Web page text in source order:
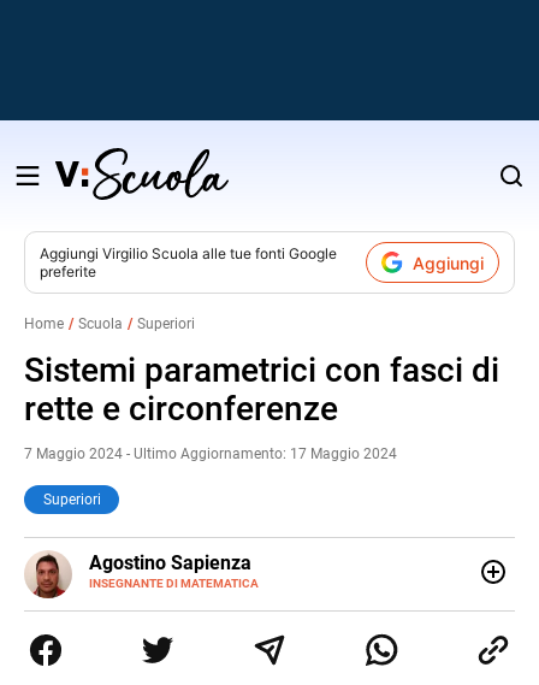
Salta
contenuto
Aggiungi Virgilio Scuola alle tue fonti Google
preferite
Aggiungi
Home Scuola Superiori
Sistemi parametrici con fasci di
rette e circonferenze
7 Maggio 2024 - Ultimo Aggiornamento: 17 Maggio 2024
Superiori
Agostino Sapienza
INSEGNANTE DI MATEMATICA
E-
MAIL
LINKEDIN
Tommaso Gulli. Ho conseguito la laurea triennale in
Relazioni Internazionali a Messina e in Economia